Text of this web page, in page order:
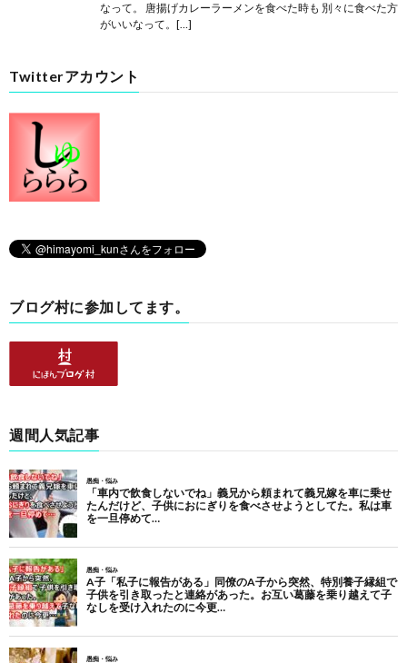
なって。 唐揚げカレーラーメンを食べた時も 別々に食べた方
がいいなって。[…]
Twitterアカウント
ブログ村に参加してます。
週間人気記事